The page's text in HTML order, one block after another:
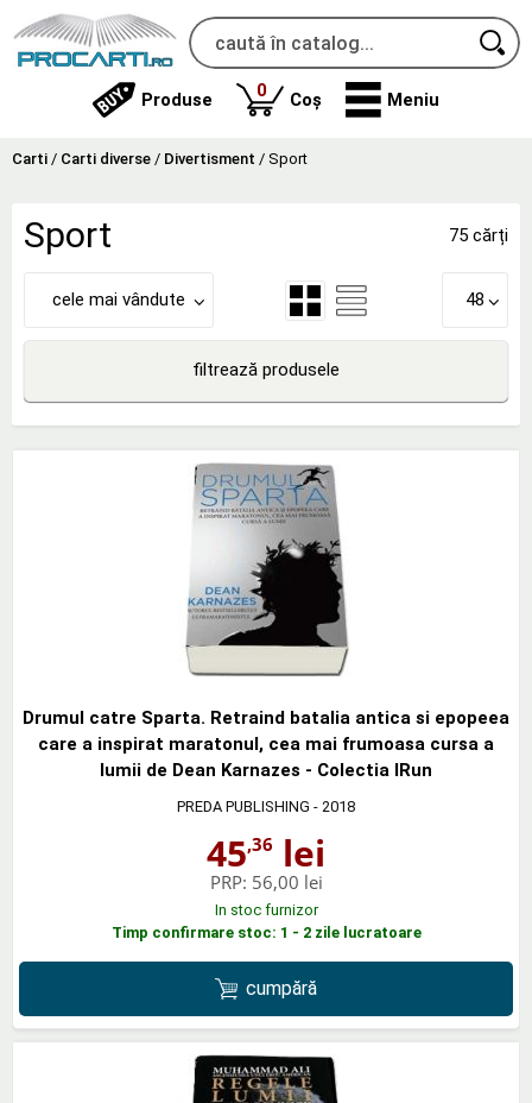
Produse 0produse
Coș Meniu
Carti / Carti diverse / Divertisment / Sport
Sport 75 cărți
cele mai vândute 48
filtrează produsele
Drumul catre Sparta. Retraind batalia antica si epopeea
care a inspirat maratonul, cea mai frumoasa cursa a
lumii de Dean Karnazes - Colectia IRun
PREDA PUBLISHING - 2018
45,36 lei
PRP: 56,00 lei
In stoc furnizor
Timp confirmare stoc: 1 - 2 zile lucratoare
cumpără